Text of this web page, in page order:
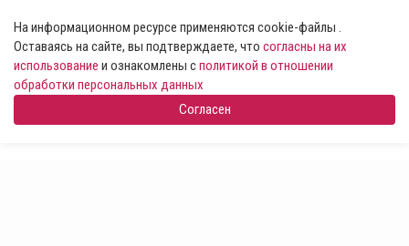
На информационном ресурсе применяются cookie-файлы .
Оставаясь на сайте, вы подтверждаете, что согласны на их
использование и ознакомлены сполитикой в отношении
обработки персональных данных
Согласен